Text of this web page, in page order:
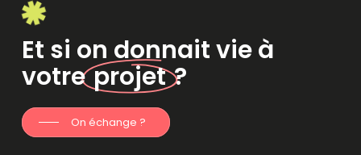
Et si on donnait vie à
votreprojet?
On échange ?